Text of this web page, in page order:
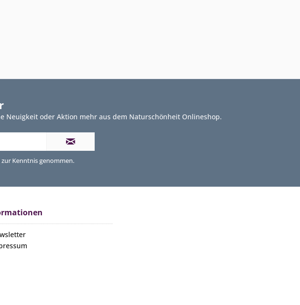
Neuigkeit oder Aktion mehr aus dem Naturschönheit Onlineshop.
zur Kenntnis genommen.